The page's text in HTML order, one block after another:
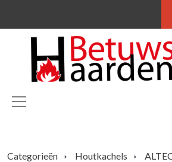
Categorieën Houtkachels